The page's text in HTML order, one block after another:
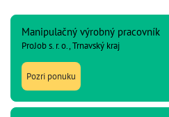
Manipulačný výrobný pracovník
ProJob s. r. o., Trnavský kraj
Pozri ponuku